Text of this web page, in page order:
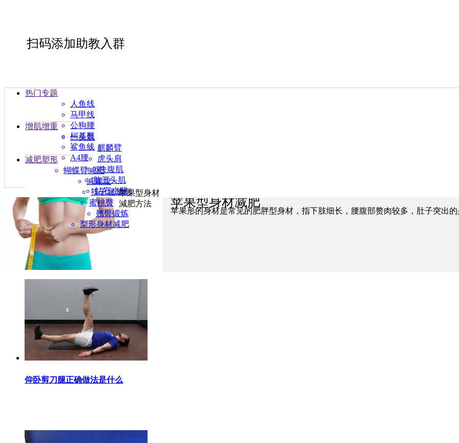
扫码添加助教入群
热门专题
人鱼线
马甲线
公狗腰
柯基臀
鲨鱼线
A4腰
增肌增重
一头肌
麒麟臂
虎头肩
6块腹肌
肱三头肌
钻石小腿
减肥塑形
蝴蝶臂减肥
减腰腹
筷子腿塑形
蜜桃臀
翘臀锻炼
梨形身材减肥
苹果型身材减肥
苹果形的身材是常见的肥胖型身材，指下肢细长，腰腹部赘肉较多，肚子突出的
苹果型身材
減肥方法
仰卧剪刀腿正确做法是什么